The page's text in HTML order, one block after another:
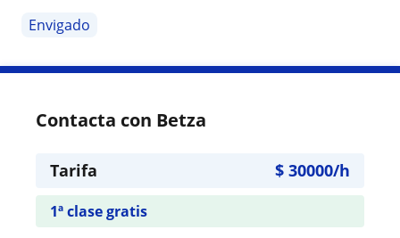
Envigado
Contacta con Betza
Tarifa $ 30000/h
1ª clase gratis